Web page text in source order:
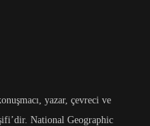
yazar, çevreci ve
National Geographic